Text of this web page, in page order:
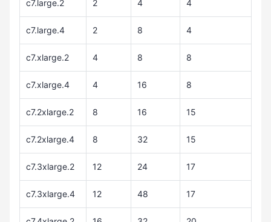
c7.large.2 2 4 4
c7.large.4 2 8 4
c7.xlarge.2 4 8 8
c7.xlarge.4 4 16 8
c7.2xlarge.2 8 16 15
c7.2xlarge.4 8 32 15
c7.3xlarge.2 12 24 17
c7.3xlarge.4 12 48 17